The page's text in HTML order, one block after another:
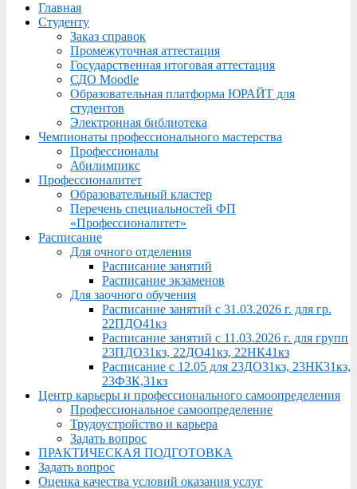
Menu
Главная
Студенту
Заказ справок
Промежуточная аттестация
Государственная итоговая аттестация
СДО Moodle
Образовательная платформа ЮРАЙТ для
студентов
Электронная библиотека
Чемпионаты профессионального мастерства
Профессионалы
Абилимпикс
Профессионалитет
Образовательный кластер
Перечень специальностей ФП
«Профессионалитет»
Расписание
Для очного отделения
Расписание занятий
Расписание экзаменов
Для заочного обучения
Расписание занятий с 31.03.2026 г. для гр.
22ПДО41кз
Расписание занятий с 11.03.2026 г. для групп
23ПДО31кз, 22ДО41кз, 22НК41кз
Расписание с 12.05 для 23ДО31кз, 23НК31кз,
23ФЗК,31кз
Центр карьеры и профессионального самоопределения
Профессиональное самоопределение
Трудоустройство и карьера
Задать вопрос
ПРАКТИЧЕСКАЯ ПОДГОТОВКА
Задать вопрос
Оценка качества условий оказания услуг